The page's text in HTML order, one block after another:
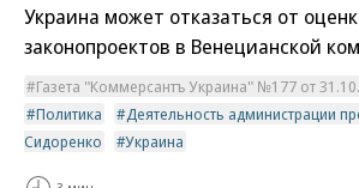
Украина может отказаться от
законопроектов в Венецианской
Газета "Коммерсантъ Украина" №177 от
Политика
Деятельность администрации
Сидоренко
Украина